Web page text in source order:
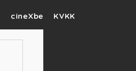
cineXbe KVKK